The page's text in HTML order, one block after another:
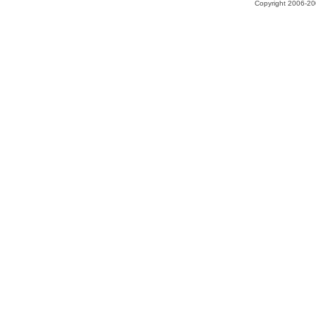
Copyright 2006-